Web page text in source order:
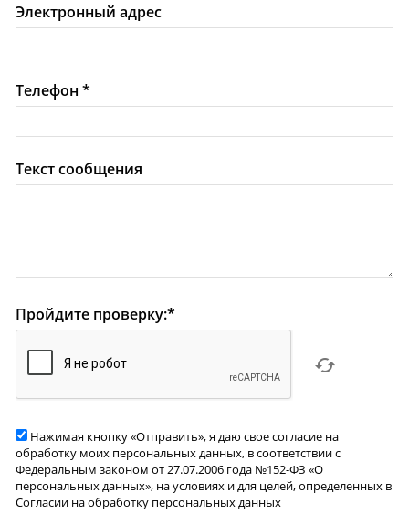
Электронный адрес
Телефон*
Текст сообщения
Пройдите проверку:*
Нажимая кнопку «Отправить», я даю свое согласие на
обработку моих персональных данных, в соответствии с
Федеральным законом от 27.07.2006 года №152-ФЗ «О
персональных данных», на условиях и для целей, определенных в
Согласии на обработку персональных данных